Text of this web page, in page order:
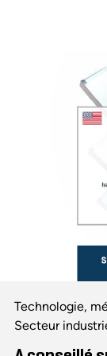
Technologie,
Secteur